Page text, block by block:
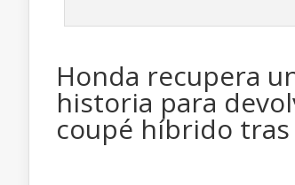
Honda recupera
historia para
coupé híbrido